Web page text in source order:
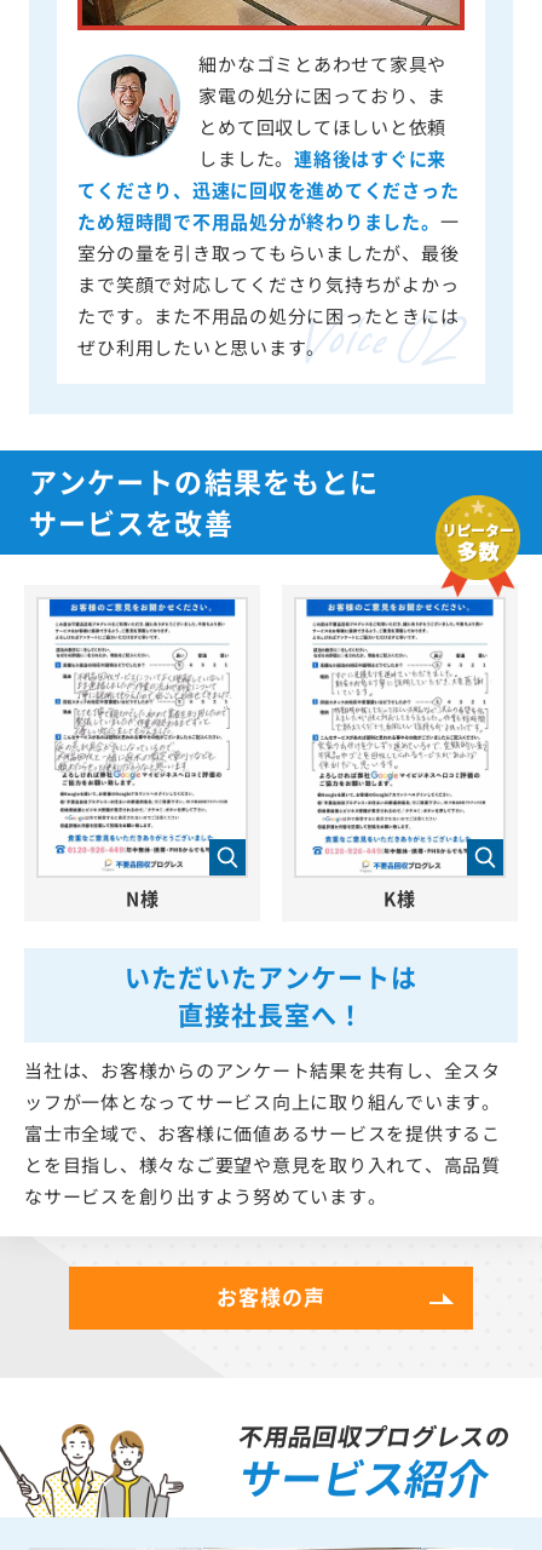
細かなゴミとあわせて家具や
家電の処分に困っており、ま
とめて回収してほしいと依頼
しました。連絡後はすぐに来
てくださり、迅速に回収を進めてくださった
ため短時間で不用品処分が終わりました。 一
室分の量を引き取ってもらいましたが、最後
まで笑顔で対応してくださり気持ちがよかっ
たです。また不用品の処分に困ったときには
ぜひ利用したいと思います。
アンケートの結果をもとに
サービスを改善
いただいたアンケートは
直接社長室へ！
当社は、お客様からのアンケート結果を共有し、全スタ
ッフが一体となってサービス向上に取り組んでいます。
富士市全域で、お客様に価値あるサービスを提供するこ
とを目指し、様々なご要望や意見を取り入れて、高品質
なサービスを創り出すよう努めています。
N様 K様
お客様の声
不用品回収プログレスの
サービス紹介